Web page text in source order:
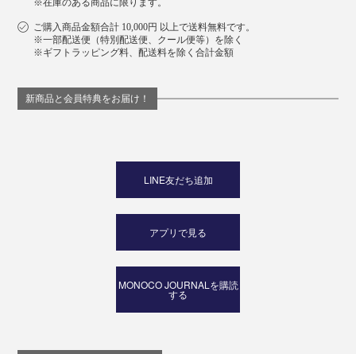
※在庫のある商品に限ります。
ご購入商品金額合計 10,000円 以上で送料無料です。
※一部配送便（特別配送便、クール便等）を除く
※ギフトラッピング料、配送料を除く合計金額
新商品と会員特典をお届け！
LINE友だち追加
アプリで見る
MONOCO JOURNALを購読
する